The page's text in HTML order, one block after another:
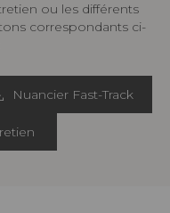
ou les différents
correspondants ci-
Nuancier Fast-Track